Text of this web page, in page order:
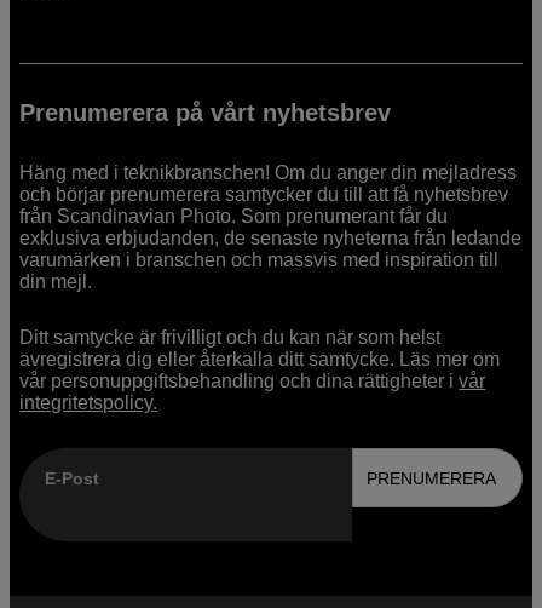
Prenumerera på vårt nyhetsbrev
Häng med i teknikbranschen! Om du anger din mejladress
och börjar prenumerera samtycker du till att få nyhetsbrev
från Scandinavian Photo. Som prenumerant får du
exklusiva erbjudanden, de senaste nyheterna från ledande
varumärken i branschen och massvis med inspiration till
din mejl.
Ditt samtycke är frivilligt och du kan när som helst
avregistrera dig eller återkalla ditt samtycke. Läs mer om
vår personuppgiftsbehandling och dina rättigheter ivår
integritetspolicy.
E-Post PRENUMERERA